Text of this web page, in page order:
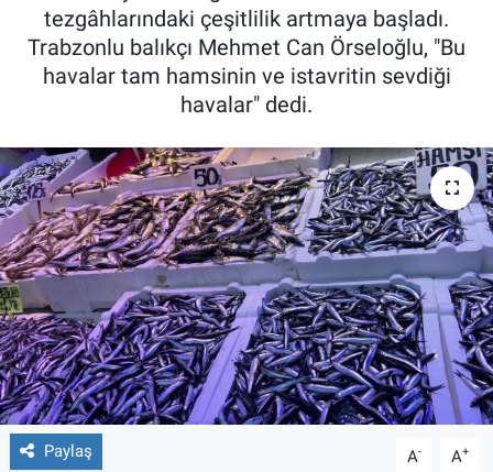
tezgâhlarındaki çeşitlilik artmaya başladı.
Trabzonlu balıkçı Mehmet Can Örseloğlu, "Bu
havalar tam hamsinin ve istavritin sevdiği
havalar" dedi.
Paylaş A- A+